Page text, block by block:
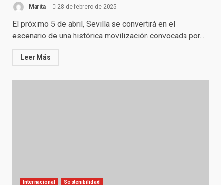
Marita 28 de febrero de 2025
El próximo 5 de abril, Sevilla se convertirá en el
escenario de una histórica movilización convocada por...
Leer Más
Internacional Sostenibilidad